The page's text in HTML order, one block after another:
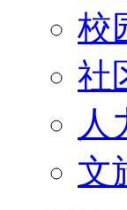
校
社
人
文